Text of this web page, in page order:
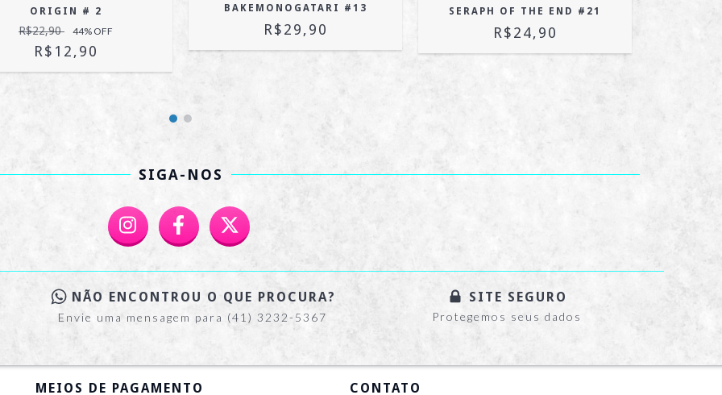
ORIGIN # 2
R$22,90 44% OFF
R$12,90
BAKEMONOGATARI #13
R$29,90
SERAPH OF THE END #21
R$24,90
SIGA-NOS
NÃO ENCONTROU O QUE PROCURA?
Envie uma mensagem para (41) 3232-5367
SITE SEGURO
Protegemos seus dados
MEIOS DE PAGAMENTO CONTATO